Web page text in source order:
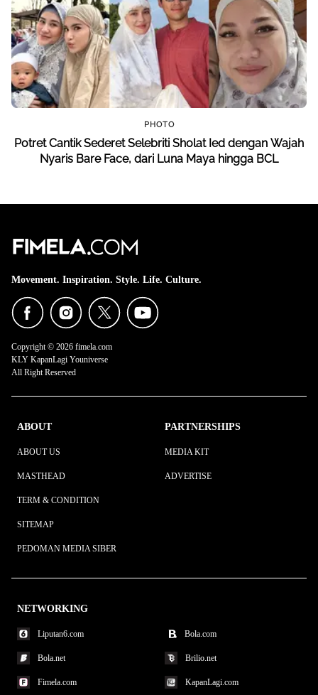
PHOTO
Potret Cantik Sederet Selebriti Sholat Ied dengan Wajah
Nyaris Bare Face, dari Luna Maya hingga BCL
Movement. Inspiration. Style. Life. Culture.
Copyright © 2026 fimela.com
KLY KapanLagi Youniverse
All Right Reserved
ABOUT
ABOUT US
MASTHEAD
TERM & CONDITION
SITEMAP
PEDOMAN MEDIA SIBER
PARTNERSHIPS
MEDIA KIT
ADVERTISE
NETWORKING
Liputan6.com Bola.com
Bola.net Brilio.net
Fimela.com KapanLagi.com